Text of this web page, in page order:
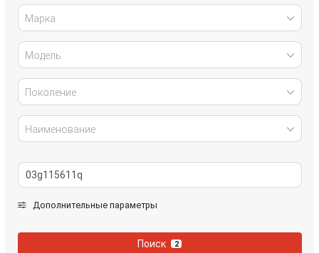
Kia
Land Rover
Mazda Mercedes-Benz
Nissan Opel
Марка
Модель
Поколение
Наименование
Дополнительные параметры
Поиск 2